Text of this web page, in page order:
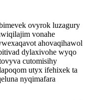
ovyrok luzagury
vonahe
ahovaqihawol
dylaxivohe wyqo
cutomisihy
utyx ifehixek ta
nyqimafara